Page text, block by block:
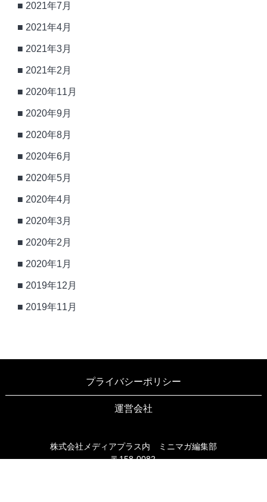
2021年7月
2021年4月
2021年3月
2021年2月
2020年11月
2020年9月
2020年8月
2020年6月
2020年5月
2020年4月
2020年3月
2020年2月
2020年1月
2019年12月
2019年11月
プライバシーポリシー
運営会社
株式会社メディアプラス内 ミニマガ編集部
〒158-0082